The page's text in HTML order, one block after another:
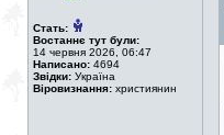
Стать:
Востаннє тут були:
14 червня 2026, 06:47
Написано: 4694
Звідки: Україна
Віровизнання: християнин